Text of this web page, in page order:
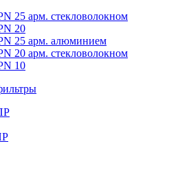
25 арм. стекловолокном
20
25 арм. алюминием
20 арм. стекловолокном
10